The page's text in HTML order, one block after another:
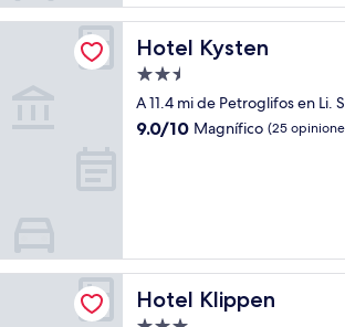
Hotel Kysten
Hotel Kysten
Propiedad
de
2.5
A 11.4 mi de Petroglifos en Li.
9.0
9.0/10 Magnífico (25
Hotel Klippen
Hotel Klippen